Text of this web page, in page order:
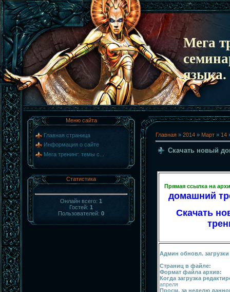
Мега
языка.
Меню сайта
Главная страница
Информация о сайте
Мега тренинг: темы с...
Статистика
Онлайн всего: 1
Гостей: 1
Пользователей: 0
Главная » 2014 » Март » 14
Скачать новый
Прямая ссылка на
домашний
Скачать
Админ обновл.
Страниц в файле:
Формат файла архив:
Когда загрузка
апреля
Просм. за неделю